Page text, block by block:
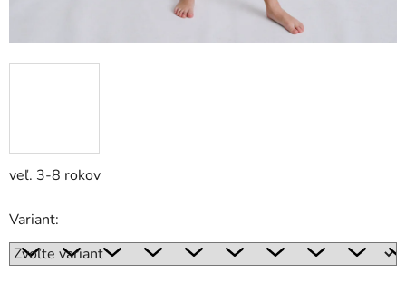
veľ. 3-8 rokov
Variant: